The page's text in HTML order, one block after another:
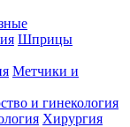
Шприцы
Метчики и
и гинекология
Хирургия